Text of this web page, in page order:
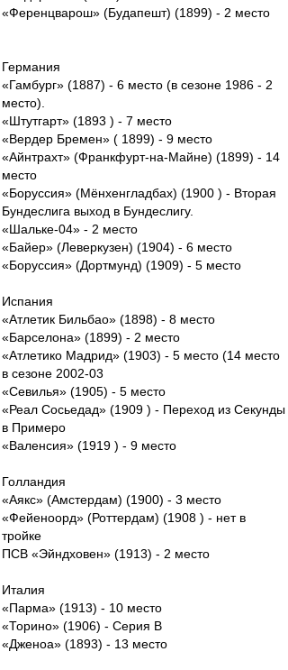
«Ференцварош» (Будапешт) (1899) - 2 место
Германия
«Гамбург» (1887) - 6 место (в сезоне 1986 - 2
место).
«Штутгарт» (1893 ) - 7 место
«Вердер Бремен» ( 1899) - 9 место
«Айнтрахт» (Франкфурт-на-Майне) (1899) - 14
место
«Боруссия» (Мёнхенгладбах) (1900 ) - Вторая
Бундеслига выход в Бундеслигу.
«Шальке-04» - 2 место
«Байер» (Леверкузен) (1904) - 6 место
«Боруссия» (Дортмунд) (1909) - 5 место
Испания
«Атлетик Бильбао» (1898) - 8 место
«Барселона» (1899) - 2 место
«Атлетико Мадрид» (1903) - 5 место (14 место
в сезоне 2002-03
«Севилья» (1905) - 5 место
«Реал Сосьедад» (1909 ) - Переход из Секунды
в Примеро
«Валенсия» (1919 ) - 9 место
Голландия
«Аякс» (Амстердам) (1900) - 3 место
«Фейеноорд» (Роттердам) (1908 ) - нет в
тройке
ПСВ «Эйндховен» (1913) - 2 место
Италия
«Парма» (1913) - 10 место
«Торино» (1906) - Серия В
«Дженоа» (1893) - 13 место